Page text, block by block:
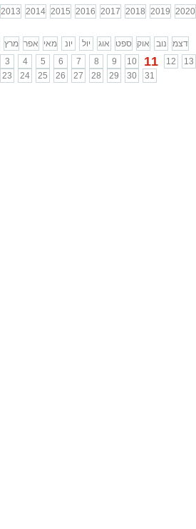
2013 2014 2015 2016 2017 2018 2019 2020
מרץ אפר מאי יונ יול אוג ספט אוק נוב
דצמ
3 4 5 6 7 8 9 10 11 12 13
23 24 25 26 27 28 29 30 31